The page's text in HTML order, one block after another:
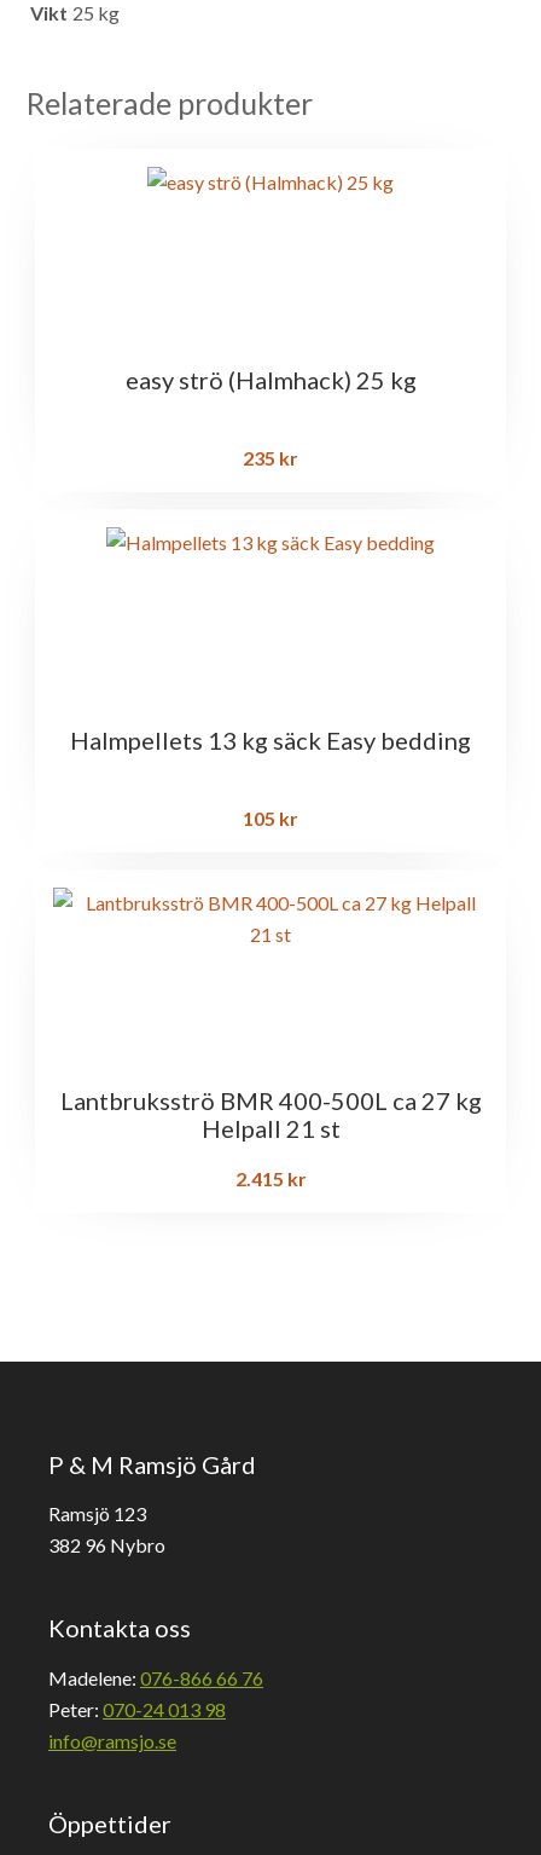
Vikt 25 kg
Relaterade produkter
easy strö (Halmhack) 25 kg
235 kr
Halmpellets 13 kg säck Easy bedding
105 kr
Lantbruksströ BMR 400-500L ca 27 kg
Helpall 21 st
2.415 kr
P & M Ramsjö Gård
Ramsjö 123
382 96 Nybro
Kontakta oss
Madelene: 076-866 66 76
Peter: 070-24 013 98
info@ramsjo.se
Öppettider